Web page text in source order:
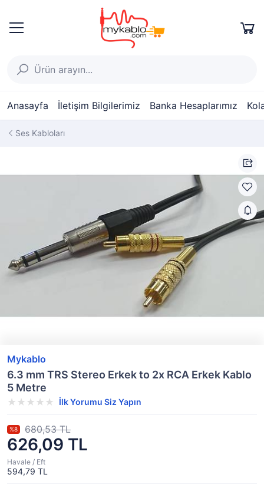
Anasayfa İletişim Bilgilerimiz Banka Hesaplarımız
Ses Kabloları
Mykablo
6.3 mm TRS Stereo Erkek to 2x RCA Erkek Kablo
5 Metre
İlk Yorumu Siz Yapın
626,09 TL
%8 680,53 TL
Havale / Eft
594,79 TL